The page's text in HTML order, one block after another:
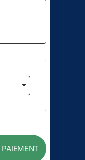
PAIEMENT